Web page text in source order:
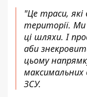
"Це траси, які
території. Ми
ці шляхи. І
аби
цьому
ЗСУ.